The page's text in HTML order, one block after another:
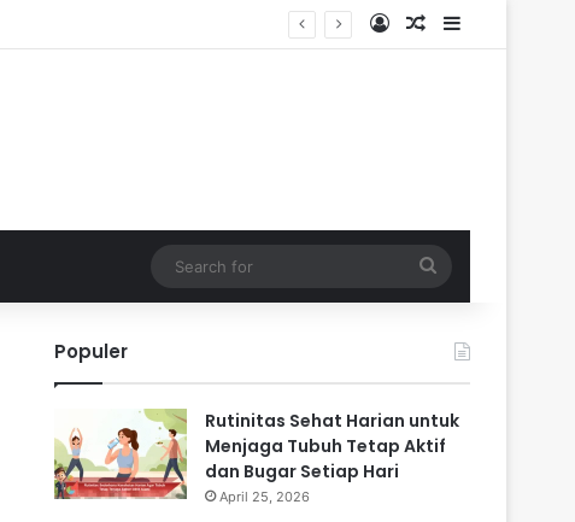
Log InRandom Article
Sidebar
for
Populer
Rutinitas Sehat Harian untuk
Menjaga Tubuh Tetap Aktif
dan Bugar Setiap Hari
April 25, 2026